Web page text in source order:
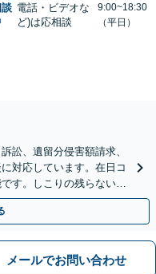
談 電話・ビデオな
ど)は応相談
9:00~18:30
（平日）
訟、遺留分侵害額請求、
対応しています。在日コ
す。しこりの残らない解
メールでお問い合わせ